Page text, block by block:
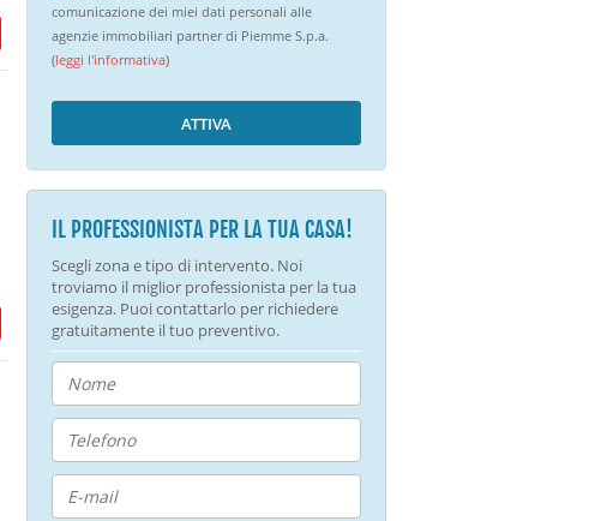
comunicazione dei miei dati personali alle
agenzie immobiliari partner di Piemme S.p.a.
(leggi l'informativa)
ATTIVA
IL PROFESSIONISTA PER LA TUA CASA!
Scegli zona e tipo di intervento. Noi
troviamo il miglior professionista per la tua
esigenza. Puoi contattarlo per richiedere
gratuitamente il tuo preventivo.